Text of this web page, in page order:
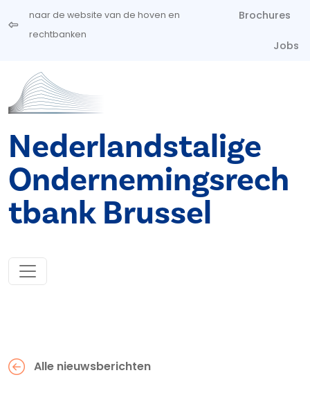
Overslaan en naar de inhoud gaan
naar de website van de hoven en
rechtbanken
Brochures
Jobs
Nederlandstalige
Ondernemingsrech
tbank Brussel
Alle nieuwsberichten